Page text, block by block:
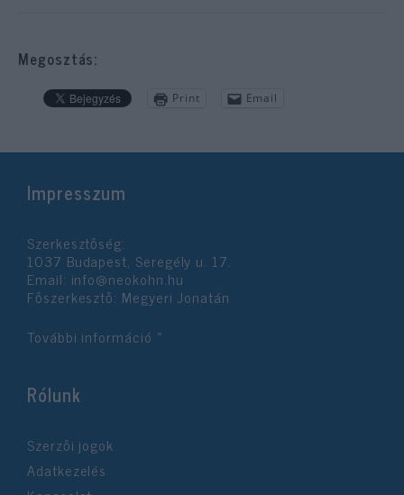
Megosztás:
Print Email
Impresszum
Szerkesztőség:
1037 Budapest, Seregély u. 17.
Email: info@neokohn.hu
Főszerkesztő: Megyeri Jonatán
További információ »
Rólunk
Szerzői jogok
Adatkezelés